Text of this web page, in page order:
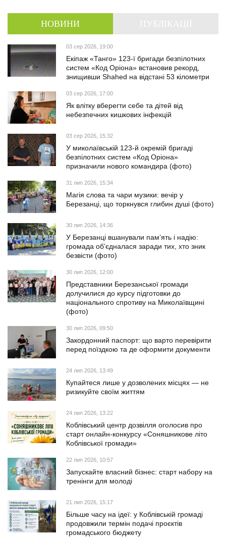
НОВИНИ
03 сер 2026, 19:00
Екіпаж «Танго» 123-ї бригади безпілотних
систем «Код Оріона» встановив рекорд,
знищивши Shahed на відстані 53 кілометри
03 сер 2026, 17:00
Як влітку вберегти себе та дітей від
небезпечних кишкових інфекцій
03 сер 2026, 15:32
У миколаївській 123-й окремій бригаді
безпілотних систем «Код Оріона»
призначили нового командира (фото)
31 лип 2026, 15:34
Магія слова та чари музики: вечір у
Березанці, що торкнувся глибин душі (фото)
30 лип 2026, 14:36
У Березанці вшанували пам’ять і надію:
громада об’єдналася заради тих, хто зник
безвісти (фото)
30 лип 2026, 12:00
Представники Березанської громади
долучилися до курсу підготовки до
національного спротиву на Миколаївщині
(фото)
30 лип 2026, 09:50
Закордонний паспорт: що варто перевірити
перед поїздкою та де оформити документи
24 лип 2026, 13:49
Купайтеся лише у дозволених місцях — не
ризикуйте своїм життям
24 лип 2026, 13:22
Коблівський центр дозвілля оголосив про
старт онлайн-конкурсу «Соняшникове літо
Коблівської громади»
22 лип 2026, 10:57
Запускайте власний бізнес: старт набору на
тренінги для молоді
21 лип 2026, 15:17
Більше часу на ідеї: у Коблівській громаді
продовжили термін подачі проєктів
громадського бюджету